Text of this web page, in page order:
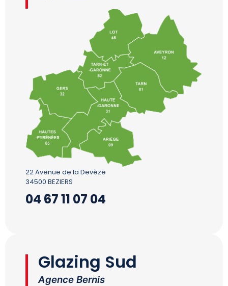
22 Avenue de la Devèze
34500 BEZIERS
04 67 11 07 04
Glazing Sud
Agence Bernis